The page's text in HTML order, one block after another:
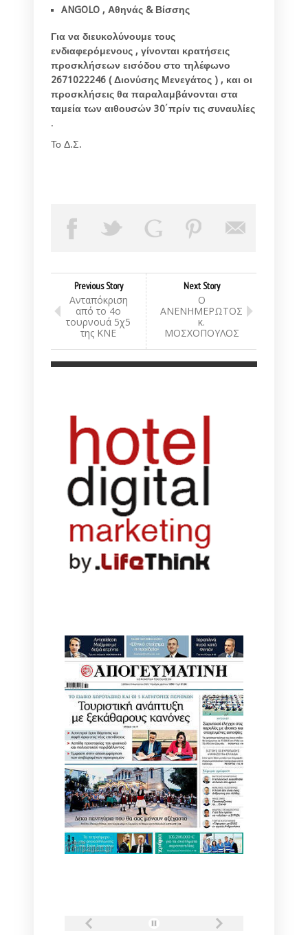
ANGOLO , Αθηνάς & Βίσσης
Για να διευκολύνουμε τους
ενδιαφερόμενους , γίνονται κρατήσεις
προσκλήσεων εισόδου στο τηλέφωνο
2671022246 ( Διονύσης Μενεγάτος ) , και οι
προσκλήσεις θα παραλαμβάνονται στα
ταμεία των αιθουσών 30΄πρίν τις συναυλίες
.
Το Δ.Σ.
Previous Story
Ανταπόκριση
από το 4ο
τουρνουά 5χ5
της ΚΝΕ
Next Story
Ο
ΑΝΕΝΗΜΕΡΩΤΟΣ
κ.
ΜΟΣΧΟΠΟΥΛΟΣ